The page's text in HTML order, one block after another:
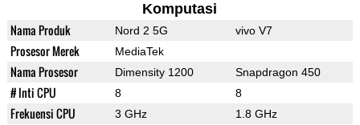
Komputasi
Nama Produk Nord 2 5G vivo V7
Prosesor Merek MediaTek
Nama Prosesor Dimensity 1200 Snapdragon 450
# Inti CPU 8 8
Frekuensi CPU 3 GHz 1.8 GHz